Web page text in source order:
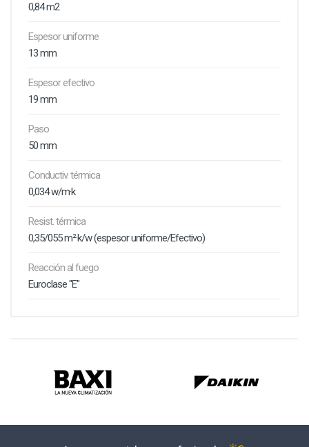
0,84 m2
Espesor uniforme
13 mm
Espesor efectivo
19 mm
Paso
50 mm
Conductiv. térmica
0,034 w/m·k
Resist. térmica
0,35/055 m²·k/w (espesor uniforme/Efectivo)
Reacción al fuego
Euroclase "E"